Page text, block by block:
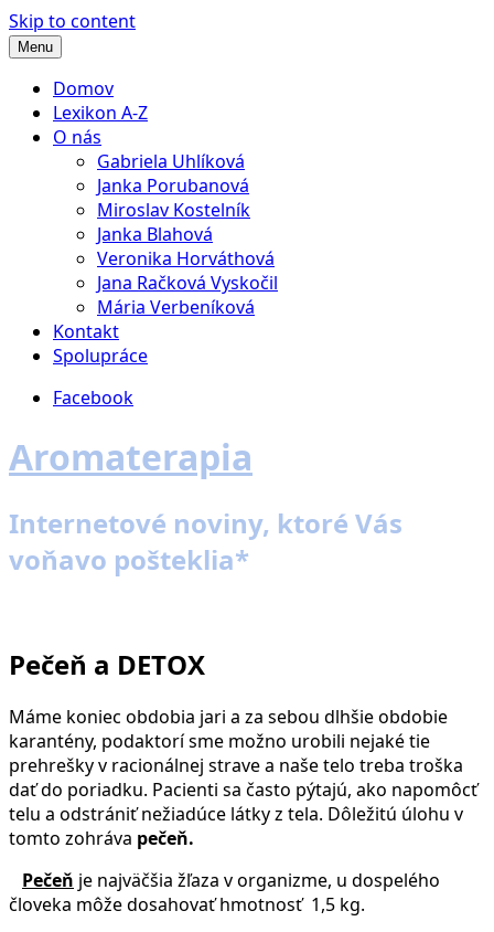
Skip to content
Menu
Domov
Lexikon A-Z
O nás
Gabriela Uhlíková
Janka Porubanová
Miroslav Kostelník
Janka Blahová
Veronika Horváthová
Jana Račková Vyskočil
Mária Verbeníková
Kontakt
Spolupráce
Facebook
Aromaterapia
Internetové noviny, ktoré Vás
voňavo pošteklia*
Pečeň a DETOX
Máme koniec obdobia jari a za sebou dlhšie obdobie
karantény, podaktorí sme možno urobili nejaké tie
prehrešky v racionálnej strave a naše telo treba troška
dať do poriadku. Pacienti sa často pýtajú, ako napomôcť
telu a odstrániť nežiadúce látky z tela. Dôležitú úlohu v
tomto zohráva pečeň.
Pečeň je najväčšia žľaza v organizme, u dospelého
človeka môže dosahovať hmotnosť 1,5 kg.